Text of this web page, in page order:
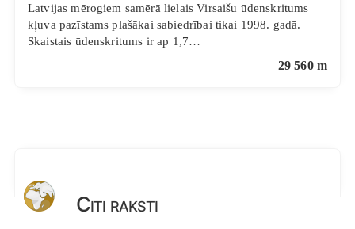
Latvijas mērogiem samērā lielais Virsaišu ūdenskritums
kļuva pazīstams plašākai sabiedrībai tikai 1998. gadā.
Skaistais ūdenskritums ir ap 1,7…
29 560 m
Citi raksti